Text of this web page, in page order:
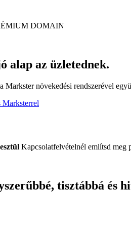
DOMAIN
alap az üzletednek.
Markster növekedési rendszerével
Marksterrel
Kapcsolatfelvételnél említsd meg
tisztábbá és